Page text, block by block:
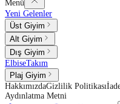
Menü
Yeni Gelenler
Üst Giyim
Alt Giyim
Dış Giyim
ElbiseTakım
Plaj Giyim
HakkımızdaGizlilik Politikası
Aydınlatma Metni